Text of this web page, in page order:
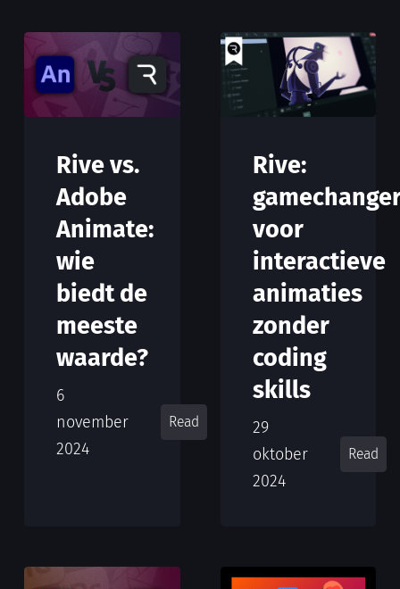
Rive vs.
Adobe
Animate:
wie
biedt de
meeste
waarde?
6
november
2024
Read
Rive:
voor
interactieve
animaties
zonder
coding
skills
29
oktober
2024
Read